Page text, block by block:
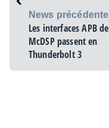
News précédente
Les interfaces APB de
McDSP passent en
Thunderbolt 3